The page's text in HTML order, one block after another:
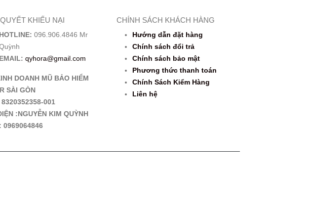
KHIẾU NẠI
HOTLINE: 096.906.4846 Mr
EMAIL: qyhora@gmail.com
DOANH MŨ BẢO HIỂM
SÀI GÒN
8320352358-001
:NGUYỄN KIM QUỲNH
0969064846
CHÍNH SÁCH KHÁCH HÀNG
Hướng dẫn đặt hàng
Chính sách đổi trả
Chính sách bảo mật
Phương thức thanh toán
Chính Sách Kiểm Hàng
Liên hệ